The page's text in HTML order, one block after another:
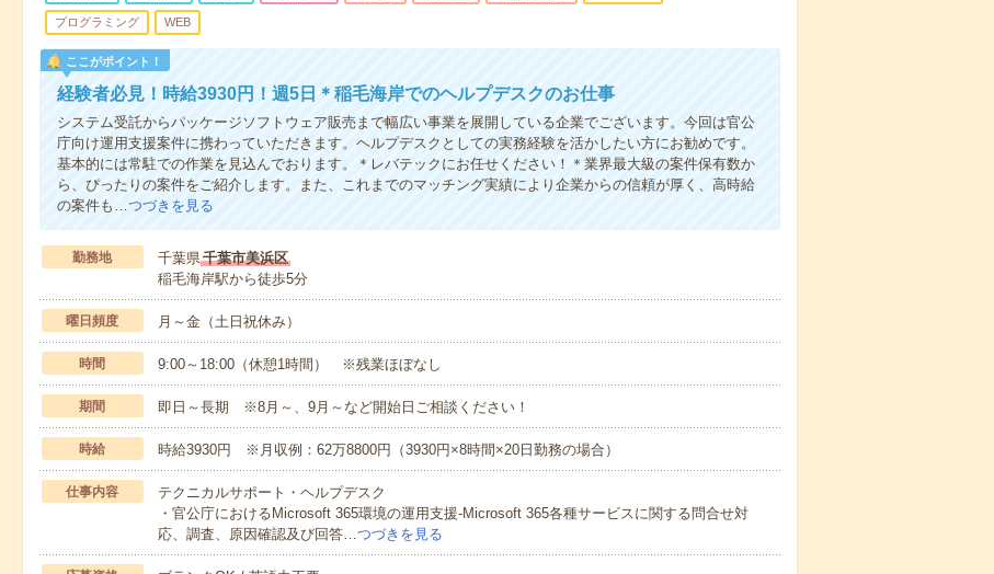
プログラミング WEB
ここがポイント！
経験者必見！時給3930円！週5日＊稲毛海岸でのヘルプデスクのお仕事
システム受託からパッケージソフトウェア販売まで幅広い事業を展開している企業でございます。今回は官公
庁向け運用支援案件に携わっていただきます。ヘルプデスクとしての実務経験を活かしたい方にお勧めです。
基本的には常駐での作業を見込んでおります。＊レバテックにお任せください！＊業界最大級の案件保有数か
ら、ぴったりの案件をご紹介します。また、これまでのマッチング実績により企業からの信頼が厚く、高時給
の案件も…つづきを見る
勤務地 千葉県千葉市美浜区
稲毛海岸駅から徒歩5分
曜日頻度 月～金（土日祝休み）
時間 9:00～18:00（休憩1時間） ※残業ほぼなし
期間 即日～長期 ※8月～、9月～など開始日ご相談ください！
時給 時給3930円 ※月収例：62万8800円（3930円×8時間×20日勤務の場合）
仕事内容
テクニカルサポート・ヘルプデスク
・官公庁におけるMicrosoft 365環境の運用支援-Microsoft 365各種サービスに関する問合せ対
応、調査、原因確認及び回答…つづきを見る